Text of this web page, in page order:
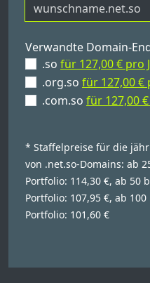
Verwandte Domain-
.so für 127,00 € pro
.org.so für 127,00 €
.com.so für 127,00
* Staffelpreise für die
von .net.so-Domains: ab
Portfolio: 114,30 €, ab 50
Portfolio: 107,95 €, ab
Portfolio: 101,60 €